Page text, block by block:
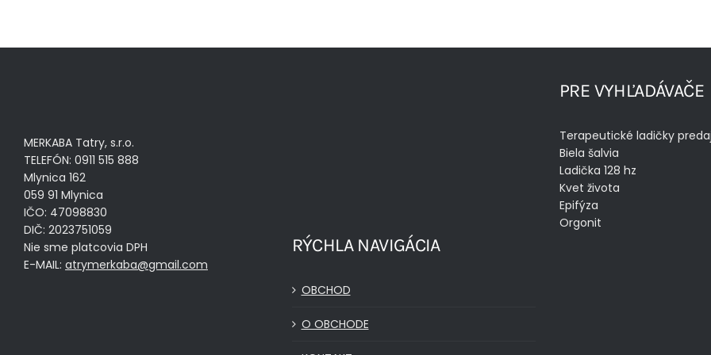
MERKABA Tatry, s.r.o.
TELEFÓN: 0911 515 888
Mlynica 162
059 91 Mlynica
IČO: 47098830
DIČ: 2023751059
Nie sme platcovia DPH
E-MAIL: atrymerkaba@gmail.com
PRE VYHĽADÁVAČE
Terapeutické ladičky
Biela šalvia
Ladička 128 hz
Kvet života
Epifýza
Orgonit
RÝCHLA NAVIGÁCIA
OBCHOD
O OBCHODE